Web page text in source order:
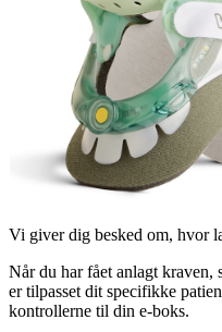
Vi giver dig besked om, hvor
Når du har fået anlagt
er tilpasset dit specifikke
kontrollerne til din e-boks.